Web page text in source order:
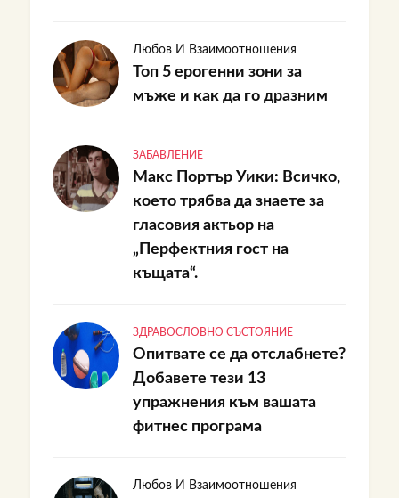
Любов И Взаимоотношения
Топ 5 ерогенни зони за
мъже и как да го дразним
ЗАБАВЛЕНИЕ
Макс Портър Уики: Всичко,
което трябва да знаете за
гласовия актьор на
„Перфектния гост на
къщата“.
ЗДРАВОСЛОВНО СЪСТОЯНИЕ
Опитвате се да отслабнете?
Добавете тези 13
упражнения към вашата
фитнес програма
Любов И Взаимоотношения